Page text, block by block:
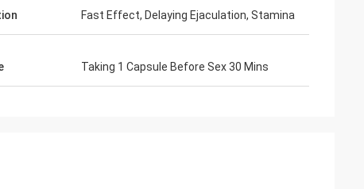
Fast Effect, Delaying Ejaculation, Stamina
Taking 1 Capsule Before Sex 30 Mins